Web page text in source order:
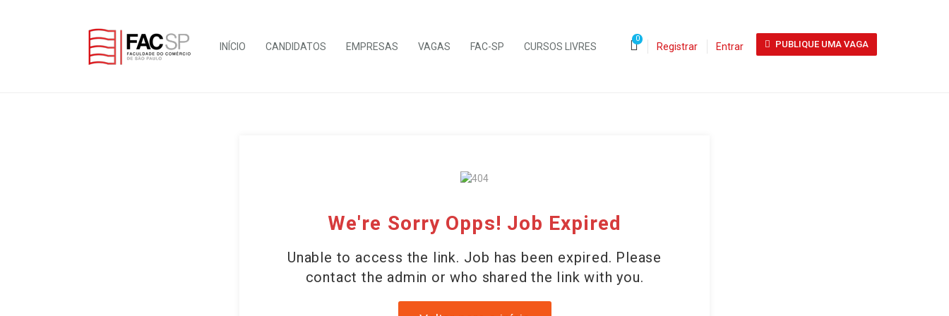
INÍCIO CANDIDATOS EMPRESAS VAGAS FAC-SP CURSOS LIVRES
0
Registrar Entrar PUBLIQUE UMA VAGA
We're Sorry Opps! Job Expired
Unable to access the link. Job has been expired. Please
contact the admin or who shared the link with you.